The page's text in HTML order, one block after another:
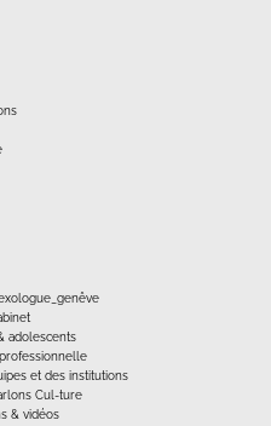
adolescents
et des institutions
Cul-ture
& vidéos